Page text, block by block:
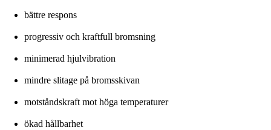
bättre respons
progressiv och kraftfull bromsning
minimerad hjulvibration
mindre slitage på bromsskivan
motståndskraft mot höga temperaturer
ökad hållbarhet